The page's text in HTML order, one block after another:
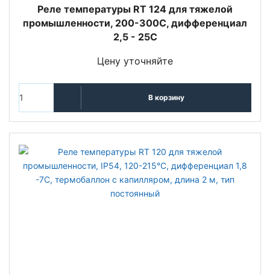
Реле температуры RT 124 для тяжелой
промышленности, 200-300С, дифференциал
2,5 - 25С
Цену уточняйте
В корзину